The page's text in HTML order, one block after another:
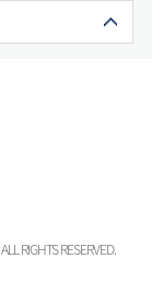
ALL RIGHTS RESERVED.